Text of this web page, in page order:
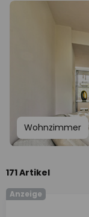
Wohnzimmer
171 Artikel
Anzeige